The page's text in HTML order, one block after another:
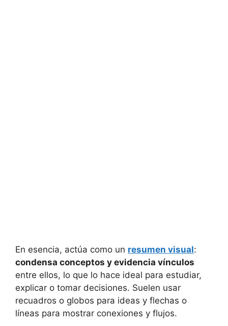
En esencia, actúa como un resumen visual:
condensa conceptos y evidencia vínculos
entre ellos, lo que lo hace ideal para estudiar,
explicar o tomar decisiones. Suelen usar
recuadros o globos para ideas y flechas o
líneas para mostrar conexiones y flujos.